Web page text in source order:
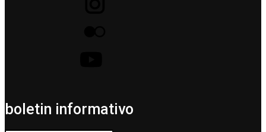
boletin informativo